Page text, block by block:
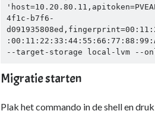
4f1c-b7f6-
--target-storage local-lvm --
Migratie starten
Plak het commando in de shell en